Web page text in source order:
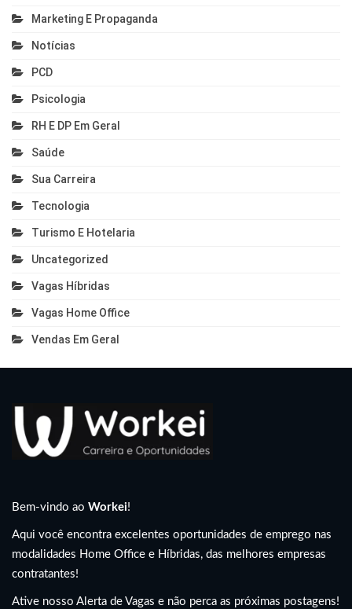
Marketing E Propaganda
Notícias
PCD
Psicologia
RH E DP Em Geral
Saúde
Sua Carreira
Tecnologia
Turismo E Hotelaria
Uncategorized
Vagas Híbridas
Vagas Home Office
Vendas Em Geral
Bem-vindo ao Workei!
Aqui você encontra excelentes oportunidades de emprego nas
modalidades Home Office e Híbridas, das melhores empresas
contratantes!
Ative nosso Alerta de Vagas e não perca as próximas postagens!